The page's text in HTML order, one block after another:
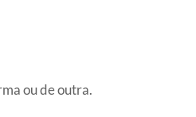
ou de outra.